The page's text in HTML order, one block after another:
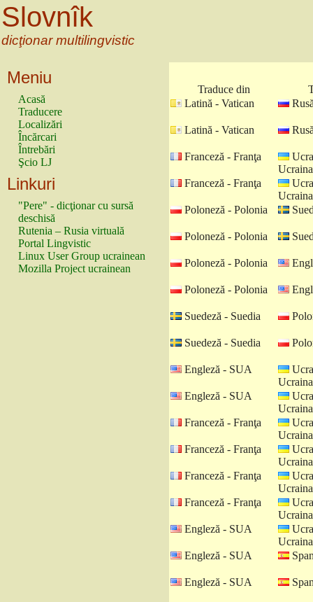
Slovnîk
dicţionar multilingvistic
Meniu
Acasă
Traducere
Localizări
Încărcari
Întrebări
Şcio LJ
Linkuri
"Pere" - dicţionar cu sursă
deschisă
Rutenia – Rusia virtuală
Portal Lingvistic
Linux User Group ucrainean
Mozilla Project ucrainean
Traduce din
Latină - Vatican
Latină - Vatican
Franceză - Franţa
Ucraina
Franceză - Franţa
Ucraina
Poloneză - Polonia
Poloneză - Polonia
Poloneză - Polonia
Poloneză - Polonia
Suedeză - Suedia
Suedeză - Suedia
Engleză - SUA
Ucraina
Engleză - SUA
Ucraina
Franceză - Franţa
Ucraina
Franceză - Franţa
Ucraina
Franceză - Franţa
Ucraina
Franceză - Franţa
Ucraina
Engleză - SUA
Ucraina
Engleză - SUA
Engleză - SUA